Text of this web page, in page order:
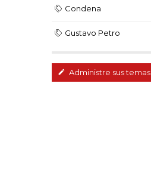
Condena
Gustavo Petro
Administre sus temas